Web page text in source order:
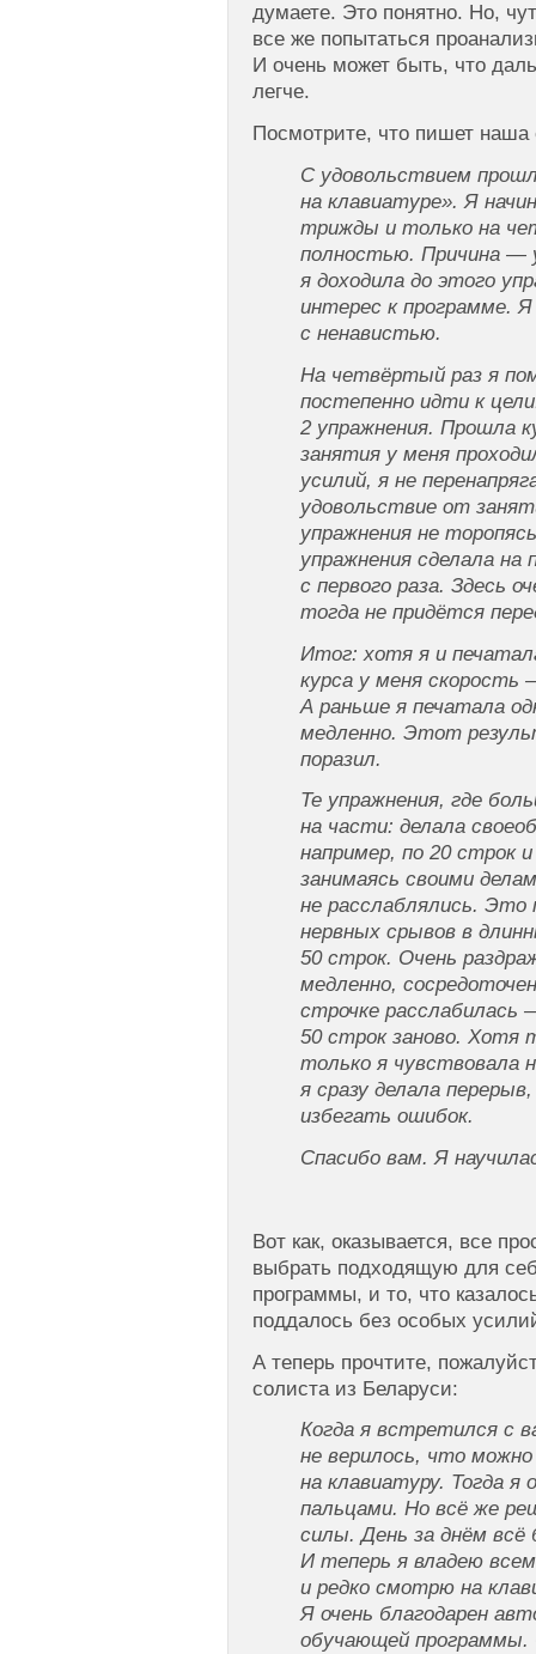
думаете. Это понятно. Но,
все же попытаться
И очень может быть, что
легче.
Посмотрите, что пишет наша
С удовольствием
на клавиатуре». Я
трижды и только на
полностью. Причина —
я доходила до этого
интерес к программе.
с ненавистью.
На четвёртый раз я
постепенно идти к
2 упражнения. Прошла
занятия у меня
усилий, я не
удовольствие от
упражнения не
упражнения сделала
с первого раза. Здесь
тогда не придётся
Итог: хотя я и
курса у меня скорость
А раньше я печатала
медленно. Этот
поразил.
Те упражнения, где
на части: делала
например, по 20 строк
занимаясь своими
не расслаблялись. Это
нервных срывов в
50 строк. Очень
медленно,
строчке расслабилась
50 строк заново. Хотя
только я чувствовала
я сразу делала
избегать ошибок.
Спасибо вам. Я
Вот как, оказывается, все
выбрать подходящую для
программы, и то, что
поддалось без особых
А теперь прочтите,
солиста из Беларуси:
Когда я встретился с
не верилось, что
на клавиатуру. Тогда я
пальцами. Но всё же
силы. День за днём всё
И теперь я владею
и редко смотрю на
Я очень благодарен
обучающей